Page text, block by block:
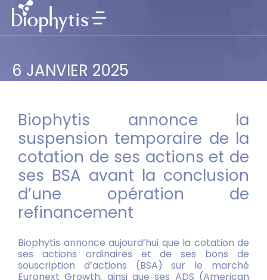
6 JANVIER 2025
Biophytis annonce la
suspension temporaire de la
cotation de ses actions et de
ses BSA avant la conclusion
d’une opération de
refinancement
Biophytis annonce aujourd’hui que la cotation de
ses actions ordinaires et de ses bons de
souscription d’actions (BSA) sur le marché
Euronext Growth, ainsi que ses ADS (American